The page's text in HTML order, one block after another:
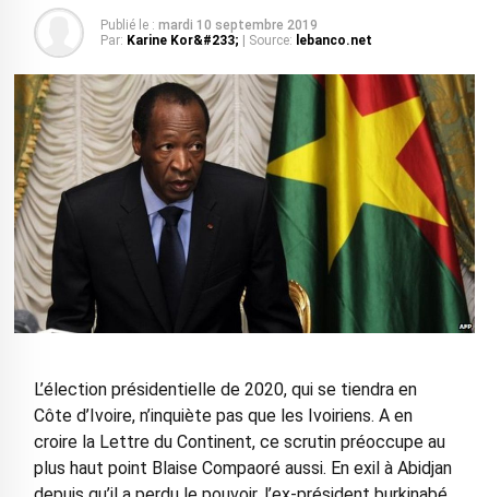
Publié le : mardi 10 septembre 2019
Par: Karine Kor&#233; | Source: lebanco.net
L’élection présidentielle de 2020, qui se tiendra en
Côte d’Ivoire, n’inquiète pas que les Ivoiriens. A en
croire la Lettre du Continent, ce scrutin préoccupe au
plus haut point Blaise Compaoré aussi. En exil à Abidjan